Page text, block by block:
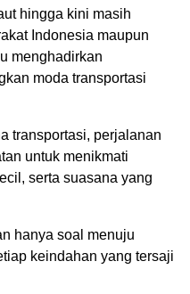
hingga kini masih
Indonesia maupun
menghadirkan
moda transportasi
transportasi, perjalanan
untuk menikmati
serta suasana yang
hanya soal menuju
keindahan yang tersaji